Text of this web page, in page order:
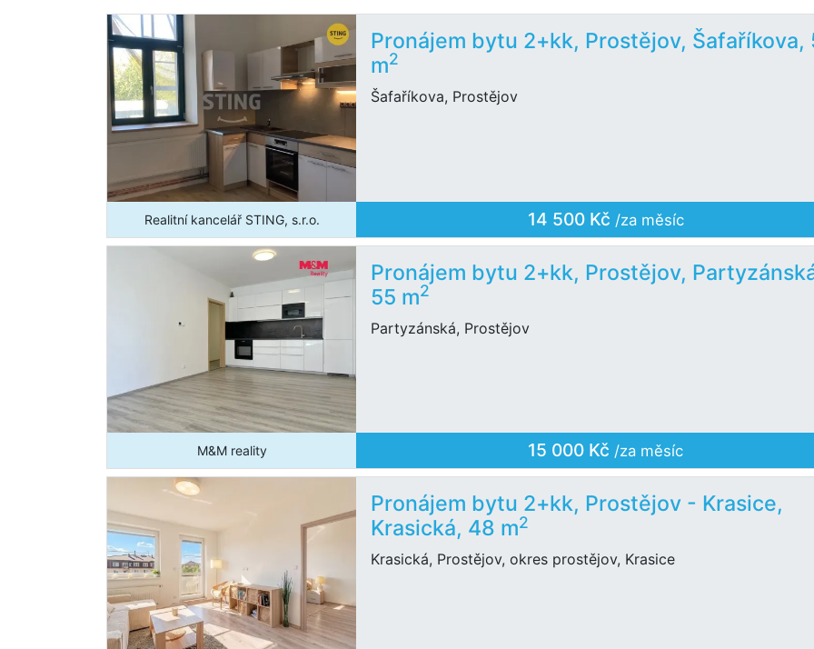
Pronájem bytu 2+kk, Prostějov, Šafaříkova,
m2
Šafaříkova, Prostějov
Realitní kancelář STING, s.r.o. 14 500 Kč /za měsíc
Pronájem bytu 2+kk, Prostějov,
55 m2
Partyzánská, Prostějov
M&M reality 15 000 Kč /za měsíc
Pronájem bytu 2+kk, Prostějov - Krasice,
Krasická, 48 m2
Krasická, Prostějov, okres prostějov, Krasice